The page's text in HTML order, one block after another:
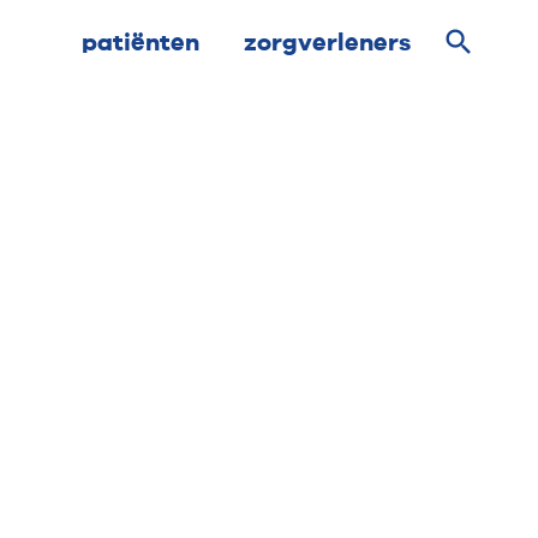
patiënten zorgverleners